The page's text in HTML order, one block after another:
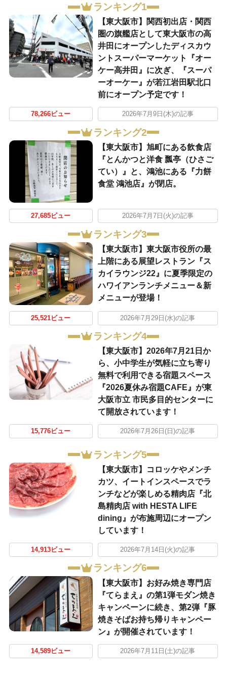
ランキング1
【東大阪市】関西初出店・関西
圏の旗艦店として東大阪市の高
井田にオープンしたディスカウ
ントスーパーマーケット『オー
ケー高井田』に次ぎ、『スーパ
ーオーケー』が若江岩田駅北口
前にオープン予定です！
78,266ビュー 2026年7月9日(木)の記事
ランキング2
【東大阪市】旭町にある飲食店
『とんかつと洋食 瓢亭（ひさご
てい）』と、鴻池にある『力餅
食堂 鴻池店』が閉店。
27,685ビュー 2026年7月7日(火)の記事
ランキング3
【東大阪市】東大阪市役所の最
上階にある展望レストラン『ス
カイラウンジ22』に夏季限定の
ハワイアンランチメニュー＆新
メニューが登場！
25,521ビュー 2026年7月29日(水)の記事
ランキング4
【東大阪市】2026年7月21日か
ら、小中学生が気軽に立ち寄り
無料で利用できる宿題スペース
『2026夏休み宿題CAFE』が東
大阪市立 市民多目的センターに
て開放されています！
15,776ビュー 2026年7月26日(日)の記事
ランキング5
【東大阪市】コロッケやメンチ
カツ、イートインスペースでラ
ンチなどが楽しめる精肉店『北
島精肉店 with HESTA LIFE
dining』が布施周辺にオープン
しています！
14,913ビュー 2026年7月14日(火)の記事
ランキング6
【東大阪市】お好み焼き専門店
『てらまえ』の第1弾モダン焼き
キャンペーンに続き、第2弾『豚
焼きそばお持ち帰りキャンペー
ン』が開催されています！
14,589ビュー 2026年7月11日(土)の記事